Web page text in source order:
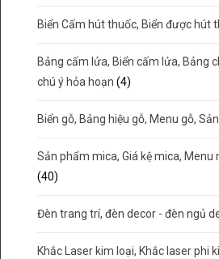
Biển Cấm hút thuốc, Biển được hút
Bảng cấm lửa, Biển cấm lửa, Bảng
chú ý hỏa hoạn (4)
Biển gỗ, Bảng hiệu gỗ, Menu gỗ,
Sản phẩm mica, Giá kệ mica, Menu
(40)
Đèn trang trí, đèn decor - đèn ngủ
Khắc Laser kim loại, Khắc laser phi